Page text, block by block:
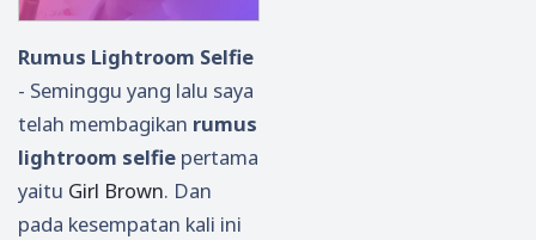
Rumus Lightroom Selfie
- Seminggu yang lalu saya
telah membagikan rumus
lightroom selfie pertama
yaitu Girl Brown. Dan
pada kesempatan kali ini